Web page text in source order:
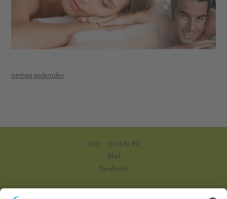
Vertrag widerrufen
0931 - 79 03 62 82
Mail
facebook